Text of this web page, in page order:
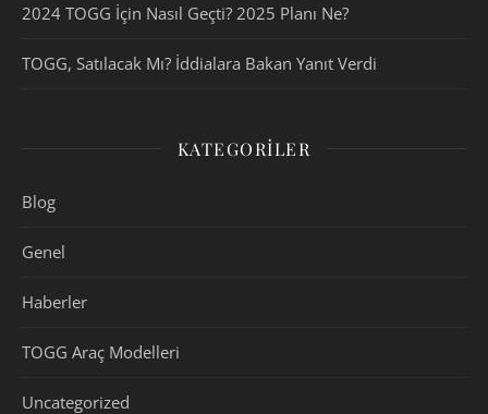
2024 TOGG İçin Nasıl Geçti? 2025 Planı Ne?
TOGG, Satılacak Mı? İddialara Bakan Yanıt Verdi
KATEGORILER
Blog
Genel
Haberler
TOGG Araç Modelleri
Uncategorized